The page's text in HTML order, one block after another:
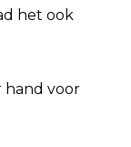
het ook
hand voor